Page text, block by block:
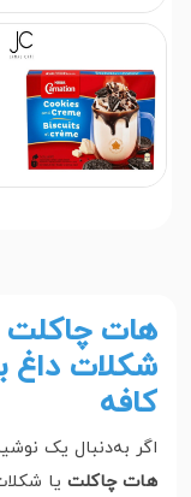
هات
شکلات داغ
کافه
اگر به‌دنبال یک
هات چاکلت یا